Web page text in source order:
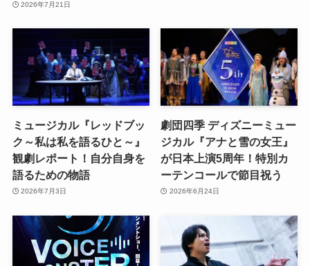
2026年7月21日
ミュージカル『レッドブッ
ク～私は私を語るひと～』
観劇レポート！自分自身を
語るための物語
2026年7月3日
劇団四季 ディズニーミュー
ジカル『アナと雪の女王』
が日本上演5周年！特別カ
ーテンコールで節目祝う
2026年6月24日